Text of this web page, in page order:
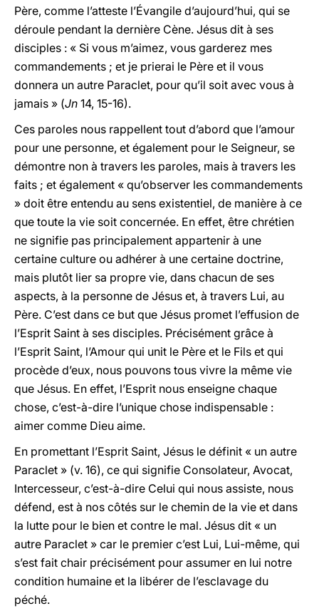
Père, comme l’atteste l’Évangile d’aujourd’hui, qui se
déroule pendant la dernière Cène. Jésus dit à ses
disciples : « Si vous m’aimez, vous garderez mes
commandements ; et je prierai le Père et il vous
donnera un autre Paraclet, pour qu’il soit avec vous à
jamais » (Jn 14, 15-16).
Ces paroles nous rappellent tout d’abord que l’amour
pour une personne, et également pour le Seigneur, se
démontre non à travers les paroles, mais à travers les
faits ; et également « qu’observer les commandements
» doit être entendu au sens existentiel, de manière à ce
que toute la vie soit concernée. En effet, être chrétien
ne signifie pas principalement appartenir à une
certaine culture ou adhérer à une certaine doctrine,
mais plutôt lier sa propre vie, dans chacun de ses
aspects, à la personne de Jésus et, à travers Lui, au
Père. C’est dans ce but que Jésus promet l’effusion de
l’Esprit Saint à ses disciples. Précisément grâce à
l’Esprit Saint, l’Amour qui unit le Père et le Fils et qui
procède d’eux, nous pouvons tous vivre la même vie
que Jésus. En effet, l’Esprit nous enseigne chaque
chose, c’est-à-dire l’unique chose indispensable :
aimer comme Dieu aime.
En promettant l’Esprit Saint, Jésus le définit « un autre
Paraclet » (v. 16), ce qui signifie Consolateur, Avocat,
Intercesseur, c’est-à-dire Celui qui nous assiste, nous
défend, est à nos côtés sur le chemin de la vie et dans
la lutte pour le bien et contre le mal. Jésus dit « un
autre Paraclet » car le premier c’est Lui, Lui-même, qui
s’est fait chair précisément pour assumer en lui notre
condition humaine et la libérer de l’esclavage du
péché.